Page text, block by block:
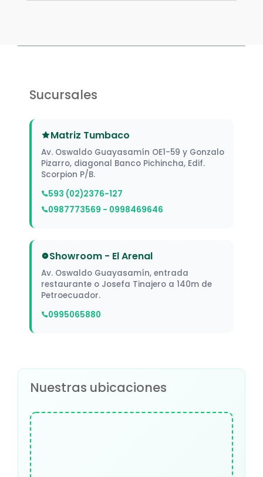
Sucursales
Matriz Tumbaco
Av. Oswaldo Guayasamín OE1-59 y Gonzalo
Pizarro, diagonal Banco Pichincha, Edif.
Scorpion P/B.
593 (02)2376-127
0987773569 - 0998469646
Showroom - El Arenal
Av. Oswaldo Guayasamín, entrada
restaurante o Josefa Tinajero a 140m de
Petroecuador.
0995065880
Nuestras ubicaciones